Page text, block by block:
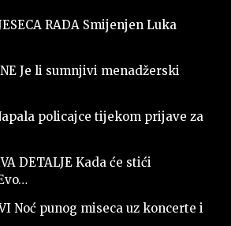
RADA Smijenjen Luka
Je li sumnjivi menadžerski
policajce tijekom prijave za
DETALJE Kada će stići
Noć punog miseca uz koncerte i